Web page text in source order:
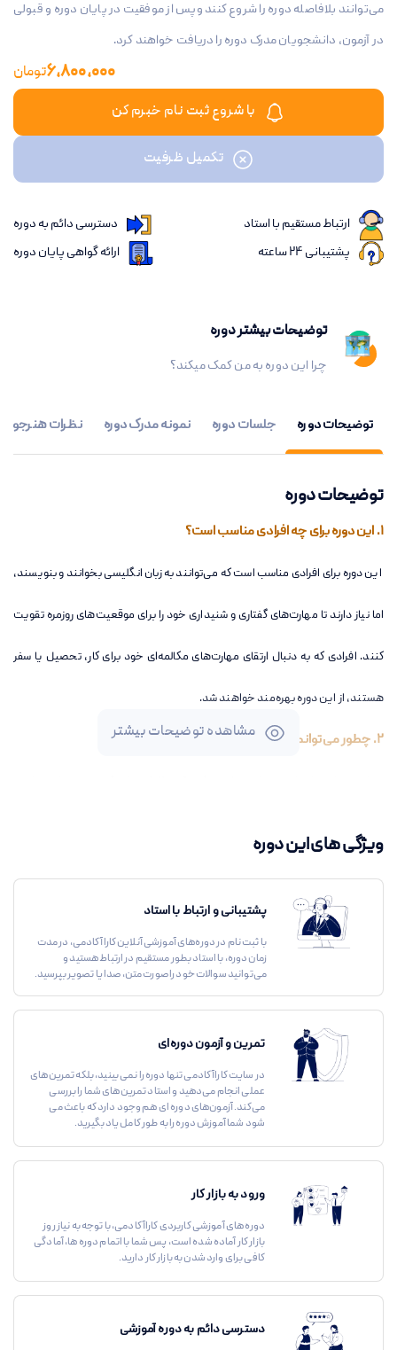
می‌توانند بلافاصله دوره را شروع کنند وپس از موفقیت در پایان دوره و قبولی
در آزمون، دانشجویان مدرک دوره را دریافت خواهند کرد.
6,800,000تومان
با شروع ثبت نام خبرم کن
تکمیل ظرفیت
ارتباط مستقیم با استاد
دسترسی دائم به دوره
پشتیبانی 24 ساعته
ارائه گواهی پایان دوره
توضیحات بیشتر دوره
چرا این دوره به من کمک میکند؟
توضیحات دوره جلسات دوره نمونه مدرک دوره نظرات
توضیحات دوره
1. این دوره برای چه افرادی مناسب است؟
این دوره برای افرادی مناسب است که می‌توانند به زبان انگلیسی بخوانند و بنویسند،
اما نیاز دارند تا مهارت‌های گفتاری و شنیداری خود را برای موقعیت‌های روزمره تقویت
کنند. افرادی که به دنبال ارتقای مهارت‌های مکالمه‌ای خود برای کار، تحصیل یا سفر
هستند، از این دوره بهره‌مند خواهند شد.
2. چطور می‌توانم در این دوره ثبت‌نام کنم؟
شما می‌توانید دوره را در زمان خود و به صورت خودآموز انجام دهید.
4. آیا در این دوره آزمون یا ارزیابی وجود دارد؟
به شما کمک می‌کند تا میزان تسلط خود را بر مهارت‌های مکالمه بسنجید.
خیر، این دوره به صورت خودآموز و آنلاین است و به شما این امکان را می‌دهد که در
زمان دلخواه خود دروس را مشاهد و تمرین کنید.
بله، مربی دوره از طریق سایت با شما در ارتباط خواهد بود و بازخورد شخصی‌شده‌ای به
شما خواهد داد تا در روند یادگیری خود پیشرفت کنید.
مشاهده توضیحات بیشتر
ویژگی های این دوره
پشتیبانی و ارتباط با استاد
با ثبت نام در دوره‌های آموزشی آنلاین کاراآکادمی، در مدت
زمان دوره، با استاد بطور مستقیم در ارتباط هستید و
می‌توانید سوالات خود را صورت متن، صدا یا تصویر بپرسید.
تمرین و آزمون دوره‌ای
در سایت کاراآکادمی تنها دوره را نمی بینید، بلکه تمرین‌های
عملی انجام می‌دهید و استاد تمرین‌های شما را بررسی
می‌کند. آزمون‌های دوره ای هم وجود دارد که باعث می
شود شما آموزش دوره را به طور کامل یاد بگیرید.
ورود به بازار کار
دوره های آموزشی کاربردی کاراآکادمی، با توجه به نیاز روز
بازار کار آماده شده است، پس شما با اتمام دوره ها، آمادگی
کافی برای وارد شدن به بازار کار دارید.
دسترسی دائم به دوره آموزشی